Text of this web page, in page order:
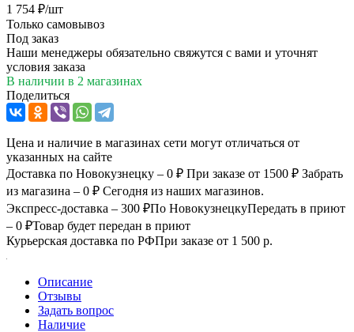
1 754 ₽/шт
Только самовывоз
Под заказ
Наши менеджеры обязательно свяжутся с вами и уточнят
условия заказа
В наличии в 2 магазинах
Поделиться
Цена и наличие в магазинах сети могут отличаться от
указанных на сайте
Доставка по Новокузнецку – 0 ₽ При заказе от 1500 ₽ Забрать
из магазина – 0 ₽ Сегодня из наших магазинов.
Экспресс-доставка – 300 ₽По НовокузнецкуПередать в приют
– 0 ₽Товар будет передан в приют
Курьерская доставка по РФПри заказе от 1 500 р.
Описание
Отзывы
Задать вопрос
Наличие